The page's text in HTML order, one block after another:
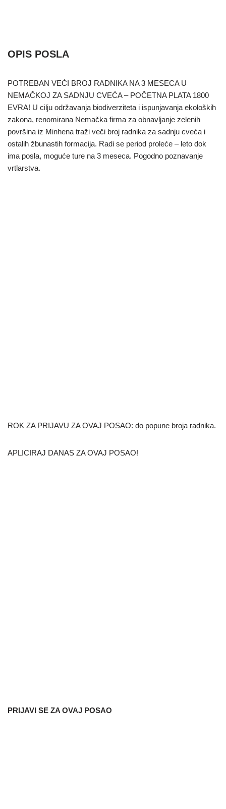
OPIS POSLA
POTREBAN VEĆI BROJ RADNIKA NA 3 MESECA U
NEMAČKOJ ZA SADNJU CVEĆA – POČETNA PLATA 1800
EVRA! U cilju održavanja biodiverziteta i ispunjavanja ekoloških
zakona, renomirana Nemačka firma za obnavljanje zelenih
površina iz Minhena traži veči broj radnika za sadnju cveća i
ostalih žbunastih formacija. Radi se period proleće – leto dok
ima posla, moguće ture na 3 meseca. Pogodno poznavanje
vrtlarstva.
ROK ZA PRIJAVU ZA OVAJ POSAO: do popune broja radnika.
APLICIRAJ DANAS ZA OVAJ POSAO!
PRIJAVI SE ZA OVAJ POSAO